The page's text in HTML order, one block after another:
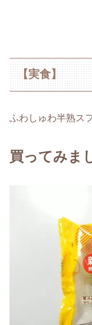
【実食】
ふわしゅわ半熟ス
買ってみま